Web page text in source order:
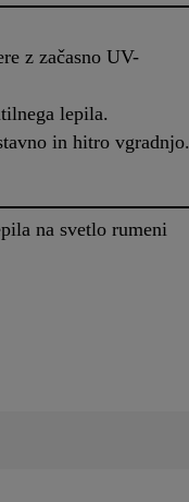
z začasno UV-
lepila.
in hitro vgradnjo.
na svetlo rumeni